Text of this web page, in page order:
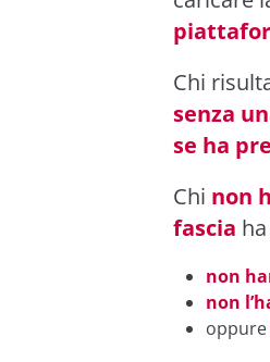
Chi
senza
se ha
Chi non
fascia
non
non
oppure